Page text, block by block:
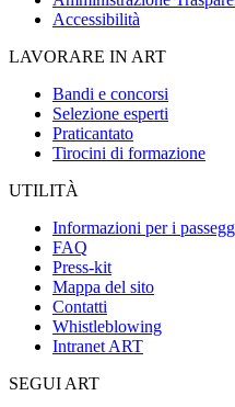
Accessibilità
LAVORARE IN ART
Bandi e concorsi
Selezione esperti
Praticantato
Tirocini di formazione
UTILITÀ
Informazioni per i
FAQ
Press-kit
Mappa del sito
Contatti
Whistleblowing
Intranet ART
SEGUI ART